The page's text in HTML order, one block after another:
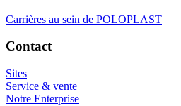
Carrières au sein de POLOPLAST
Contact
Sites
Service & vente
Notre Enterprise